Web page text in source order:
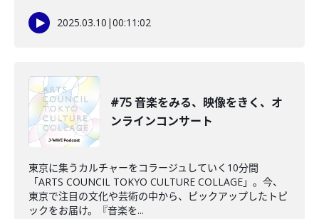
2025.03.10 |00:11:02
#75 音楽をみる、映像をきく、オ
ンラインコンサート
東京に集うカルチャーをコラージュしていく10分間
「ARTS COUNCIL TOKYO CULTURE COLLAGE」。今、
東京で注目の文化や芸術の中から、ピックアップしたトピ
ックをお届け。『音楽を...